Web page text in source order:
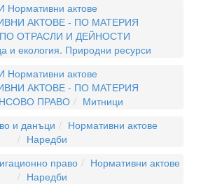
Нормативни актове
АКТОВЕ - ПО МАТЕРИЯ
ОТРАСЛИ И ДЕЙНОСТИ
и екология. Природни ресурси
Нормативни актове
АКТОВЕ - ПО МАТЕРИЯ
ПРАВО
Митници
и данъци
Нормативни актове
Наредби
право
Нормативни актове
Наредби